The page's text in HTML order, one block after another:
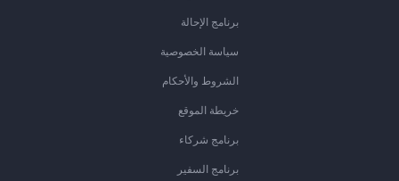
برنامج الإحالة
سياسة الخصوصية
الشروط والأحكام
خريطة الموقع
برنامج شركاء
برنامج السفير